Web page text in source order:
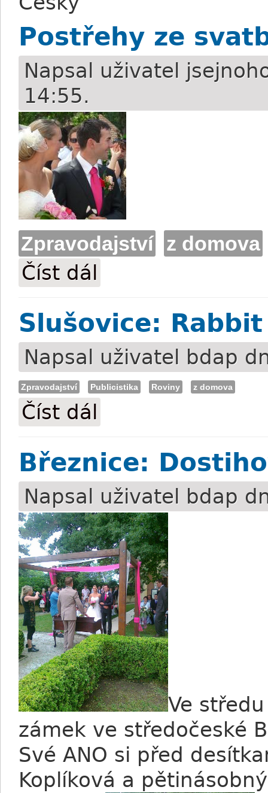
Postřehy ze
Napsal uživatel
14:55.
Zpravodajství z domova
Číst dál
Slušovice:
Napsal uživatel bdap
Zpravodajství Publicistika Roviny z domova
Číst dál
Březnice:
Napsal uživatel bdap
Ve
zámek ve středočeské
Své ANO si před
Koplíková a